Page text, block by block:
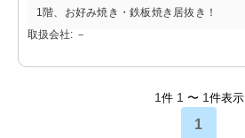
1階、お好み焼き・鉄板焼き居抜き！
取扱会社: －
1 件 1 〜 1 件表示
1